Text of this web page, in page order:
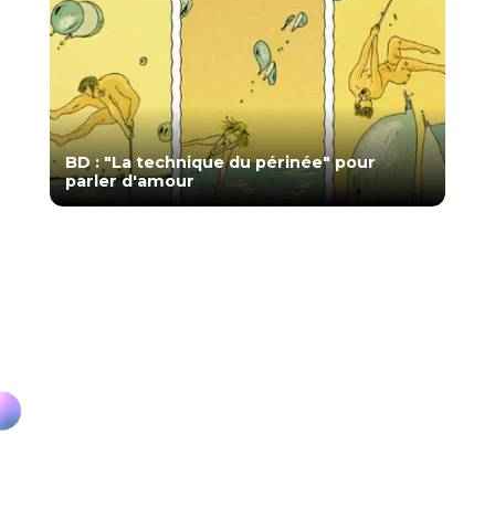
BD : "La technique du périnée" pour
parler d'amour